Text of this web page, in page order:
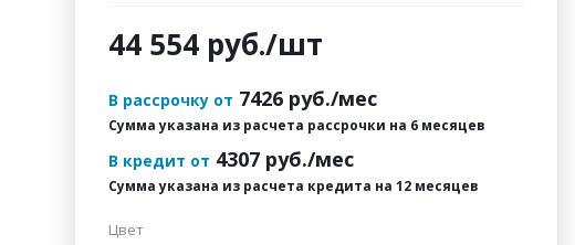
44 554руб./шт
В рассрочку от 7426 руб./мес
Сумма указана из расчета рассрочки на 6 месяцев
В кредит от 4307 руб./мес
Сумма указана из расчета кредита на 12 месяцев
Цвет